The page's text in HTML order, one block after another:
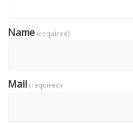
Name(required)
Mail(required)